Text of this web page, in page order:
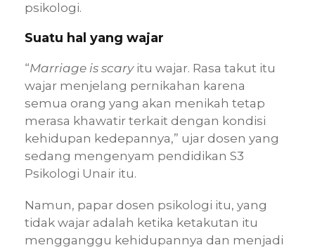
psikologi.
Suatu hal yang wajar
“Marriage is scaryitu wajar. Rasa takut itu
wajar menjelang pernikahan karena
semua orang yang akan menikah tetap
merasa khawatir terkait dengan kondisi
kehidupan kedepannya,” ujar dosen yang
sedang mengenyam pendidikan S3
Psikologi Unair itu.
Namun, papar dosen psikologi itu, yang
tidak wajar adalah ketika ketakutan itu
mengganggu kehidupannya dan menjadi